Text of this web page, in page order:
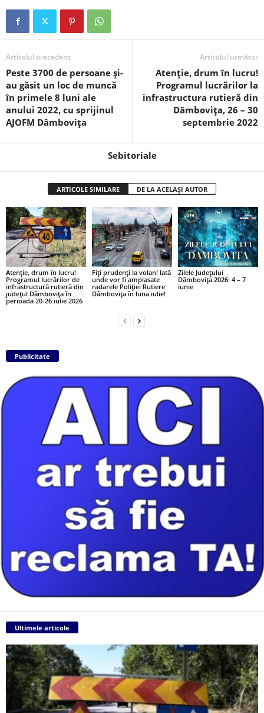
Articolul precedent
Peste 3700 de persoane şi-
au găsit un loc de muncă
în primele 8 luni ale
anului 2022, cu sprijinul
AJOFM Dâmbovița
Articolul următor
Atenție, drum în lucru!
Programul lucrărilor la
infrastructura rutieră din
Dâmbovița, 26 – 30
septembrie 2022
Sebitoriale
ARTICOLE SIMILARE DE LA ACELAȘI AUTOR
Atenție, drum în lucru!
Programul lucrărilor de
infrastructură rutieră din
județul Dâmbovița în
perioada 20-26 iulie 2026
Fiți prudenți la volan! Iată
unde vor fi amplasate
radarele Poliției Rutiere
Dâmbovița în luna iulie!
Zilele Județului
Dâmbovița 2026: 4 – 7
iunie
Publicitate
Ultimele articole